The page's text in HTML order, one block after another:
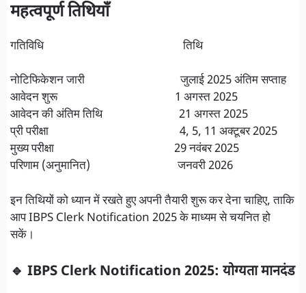
महत्वपूर्ण तिथियाँ
गतिविधि तिथि
नोटिफिकेशन जारी जुलाई 2025 अंतिम सप्ताह
आवेदन शुरू 1 अगस्त 2025
आवेदन की अंतिम तिथि 21 अगस्त 2025
प्री परीक्षा 4, 5, 11 अक्टूबर 2025
मुख्य परीक्षा 29 नवंबर 2025
परिणाम (अनुमानित) जनवरी 2026
इन तिथियों को ध्यान में रखते हुए अपनी तैयारी शुरू कर देना चाहिए, ताकि
आप IBPS Clerk Notification 2025 के माध्यम से चयनित हो
सकें।
🔹 IBPS Clerk Notification 2025: योग्यता मानदंड